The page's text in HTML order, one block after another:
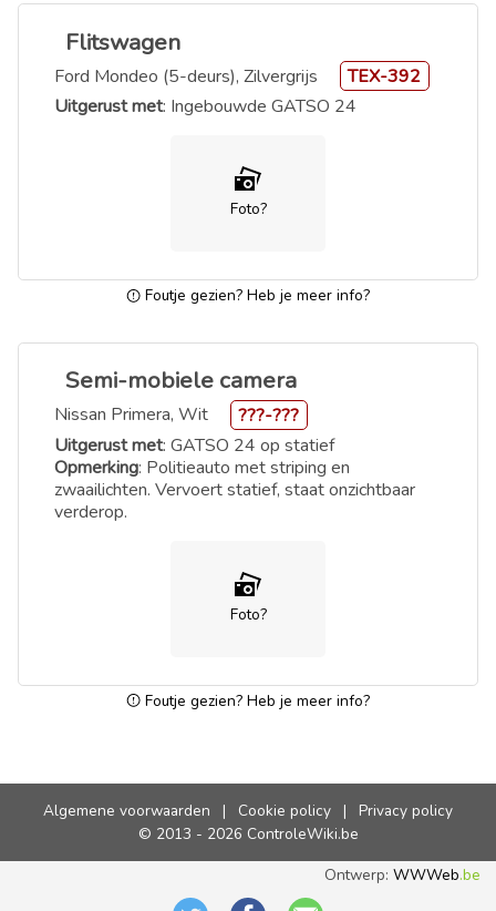
Flitswagen
Ford Mondeo (5-deurs), Zilvergrijs
TEX-392
Uitgerust met: Ingebouwde GATSO 24
Foto?
Foutje gezien? Heb je meer info?
Semi-mobiele camera
Nissan Primera, Wit
???-???
Uitgerust met: GATSO 24 op statief
Opmerking: Politieauto met striping en
zwaailichten. Vervoert statief, staat onzichtbaar
verderop.
Foto?
Foutje gezien? Heb je meer info?
Algemene voorwaarden | Cookie policy |
Privacy policy
© 2013 - 2026 ControleWiki.be
Ontwerp:WWWeb.be